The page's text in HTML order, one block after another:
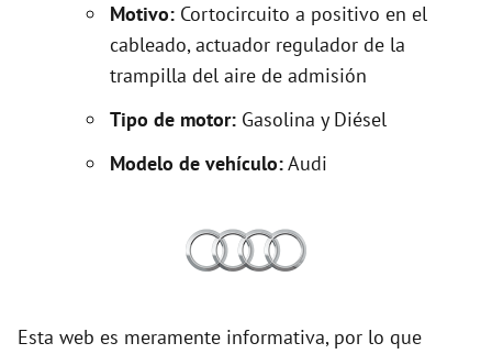
Motivo: Cortocircuito a positivo en el
cableado, actuador regulador de la
trampilla del aire de admisión
Tipo de motor: Gasolina y Diésel
Modelo de vehículo:Audi
Esta web es meramente informativa, por lo que